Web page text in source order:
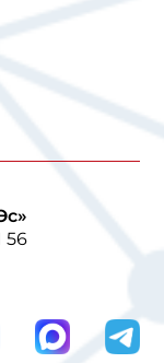
56